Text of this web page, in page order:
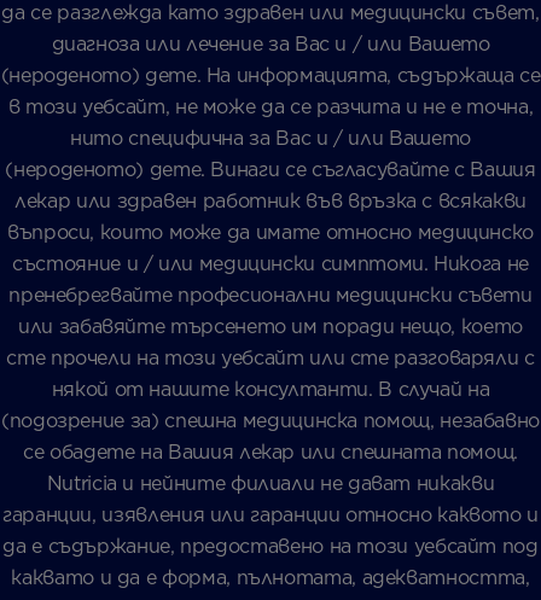
да се разглежда като здравен или медицински съвет,
диагноза или лечение за Вас и / или Вашето
(нероденото) дете. На информацията, съдържаща се
в този уебсайт, не може да се разчита и не е точна,
нито специфична за Вас и / или Вашето
(нероденото) дете. Винаги се съгласувайте с Вашия
лекар или здравен работник във връзка с всякакви
въпроси, които може да имате относно медицинско
състояние и / или медицински симптоми. Никога не
пренебрегвайте професионални медицински съвети
или забавяйте търсенето им поради нещо, което
сте прочели на този уебсайт или сте разговаряли с
някой от нашите консултанти. В случай на
(подозрение за) спешна медицинска помощ, незабавно
се обадете на Вашия лекар или спешната помощ.
Nutricia и нейните филиали не дават никакви
гаранции, изявления или гаранции относно каквото и
да е съдържание, предоставено на този уебсайт под
каквато и да е форма, пълнотата, адекватността,